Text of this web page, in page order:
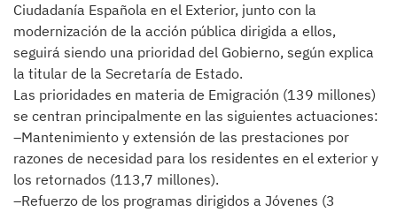
Ciudadanía Española en el Exterior, junto con la
modernización de la acción pública dirigida a ellos,
seguirá siendo una prioridad del Gobierno, según explica
la titular de la Secretaría de Estado.
Las prioridades en materia de Emigración (139 millones)
se centran principalmente en las siguientes actuaciones:
–Mantenimiento y extensión de las prestaciones por
razones de necesidad para los residentes en el exterior y
los retornados (113,7 millones).
–Refuerzo de los programas dirigidos a Jóvenes (3